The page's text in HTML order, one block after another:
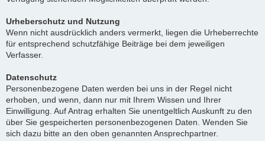
Urheberschutz und Nutzung
Wenn nicht ausdrücklich anders vermerkt, liegen die Urheberrechte
für entsprechend schutzfähige Beiträge bei dem jeweiligen
Verfasser.
Datenschutz
Personenbezogene Daten werden bei uns in der Regel nicht
erhoben, und wenn, dann nur mit Ihrem Wissen und Ihrer
Einwilligung. Auf Antrag erhalten Sie unentgeltlich Auskunft zu den
über Sie gespeicherten personenbezogenen Daten. Wenden Sie
sich dazu bitte an den oben genannten Ansprechpartner.